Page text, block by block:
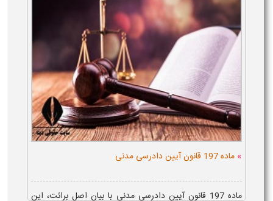
» ماده 197 قانون آیین دادرسی مدنی
ماده 197 قانون آیین دادرسی مدنی با بیان اصل برائت، این